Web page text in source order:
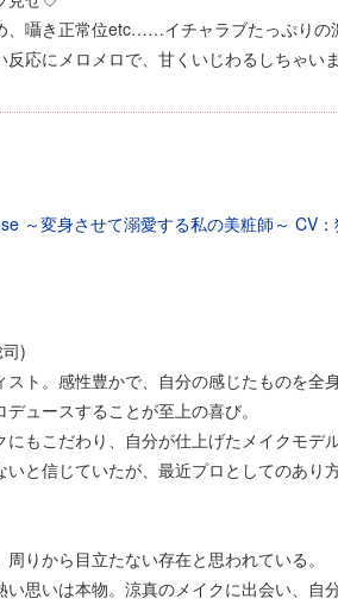
、囁き正常位etc……イチャラブたっぷり
反応にメロメロで、甘くいじわるしちゃい
)
スト。感性豊かで、自分の感じたものを全
ュースすることが至上の喜び。
にもこだわり、自分が仕上げたメイクモデ
いと信じていたが、最近プロとしてのあ
りから目立たない存在と思われている。
い思いは本物。涼真のメイクに出会い、自